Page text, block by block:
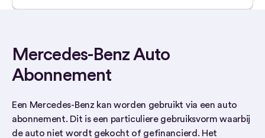
Mercedes-Benz Auto
Abonnement
Een Mercedes-Benz kan worden gebruikt via een auto
abonnement. Dit is een particuliere gebruiksvorm waarbij
de auto niet wordt gekocht of gefinancierd. Het